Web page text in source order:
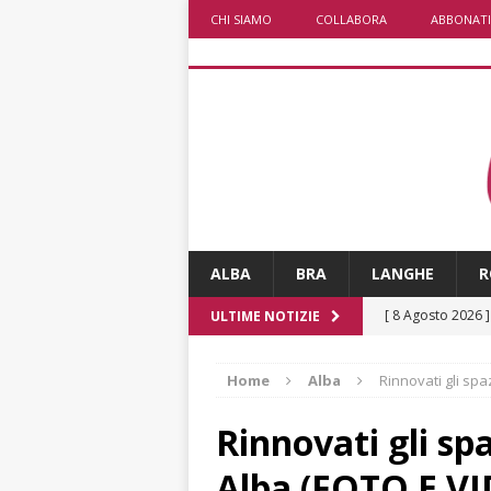
CHI SIAMO COLLABORA ABBONATI
ALBA BRA LANGHE
ULTIME NOTIZIE [ 8 Agosto 2026 ]
[ 8 Agosto 2026
visita al
Home Alba Rinnovati gli
Rinnovati gli